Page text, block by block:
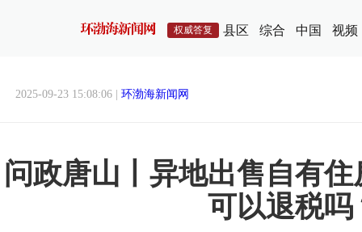
权威答复 县区 综合 中国 视频
2025-09-23 15:08:06 | 环渤海新闻网
问政唐山丨异地出售自有
可以退税吗